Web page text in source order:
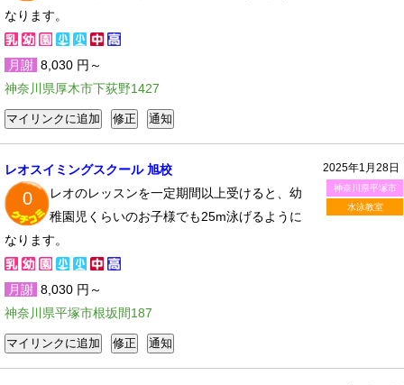
なります。
月謝 8,030 円～
神奈川県厚木市下荻野1427
2025年1月28日
神奈川県平塚市
水泳教室
レオスイミングスクール 旭校
0
レオのレッスンを一定期間以上受けると、幼
稚園児くらいのお子様でも25m泳げるように
なります。
月謝 8,030 円～
神奈川県平塚市根坂間187